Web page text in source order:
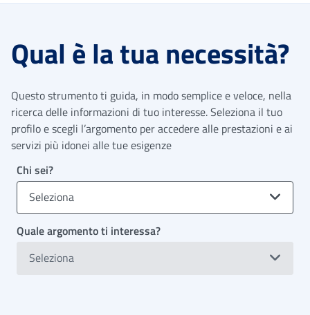
Qual è la tua necessità?
Questo strumento ti guida, in modo semplice e veloce, nella
ricerca delle informazioni di tuo interesse. Seleziona il tuo
profilo e scegli l’argomento per accedere alle prestazioni e ai
servizi più idonei alle tue esigenze
Chi sei?
Seleziona
Quale argomento ti interessa?
Seleziona